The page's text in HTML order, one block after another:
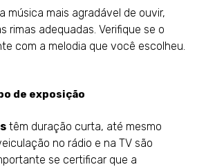
música mais agradável de ouvir,
rimas adequadas. Verifique se o
com a melodia que você escolheu.
de exposição
têm duração curta, até mesmo
no rádio e na TV são
se certificar que a